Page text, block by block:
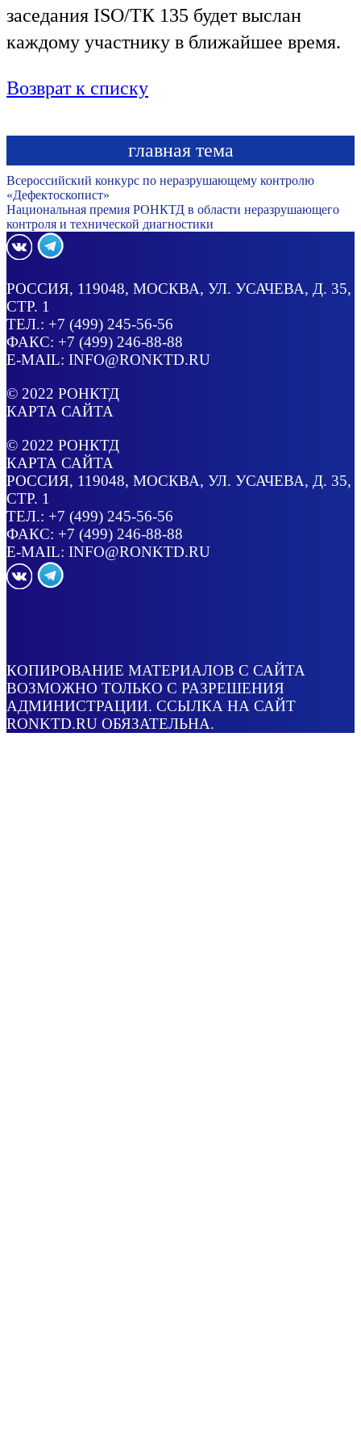
заседания ISO/ТК 135 будет выслан
каждому участнику в ближайшее время.
Возврат к списку
главная тема
Всероссийский конкурс по неразрушающему контролю
«Дефектоскопист»
Национальная премия РОНКТД в области неразрушающего
контроля и технической диагностики
РОССИЯ, 119048, МОСКВА, УЛ. УСАЧЕВА, Д. 35,
СТР. 1
ТЕЛ.: +7 (499) 245-56-56
ФАКС: +7 (499) 246-88-88
E-MAIL: INFO@RONKTD.RU
© 2022 РОНКТД
КАРТА САЙТА
© 2022 РОНКТД
КАРТА САЙТА
РОССИЯ, 119048, МОСКВА, УЛ. УСАЧЕВА, Д. 35,
СТР. 1
ТЕЛ.: +7 (499) 245-56-56
ФАКС: +7 (499) 246-88-88
E-MAIL: INFO@RONKTD.RU
КОПИРОВАНИЕ МАТЕРИАЛОВ С САЙТА
ВОЗМОЖНО ТОЛЬКО С РАЗРЕШЕНИЯ
АДМИНИСТРАЦИИ. ССЫЛКА НА САЙТ
RONKTD.RU ОБЯЗАТЕЛЬНА.